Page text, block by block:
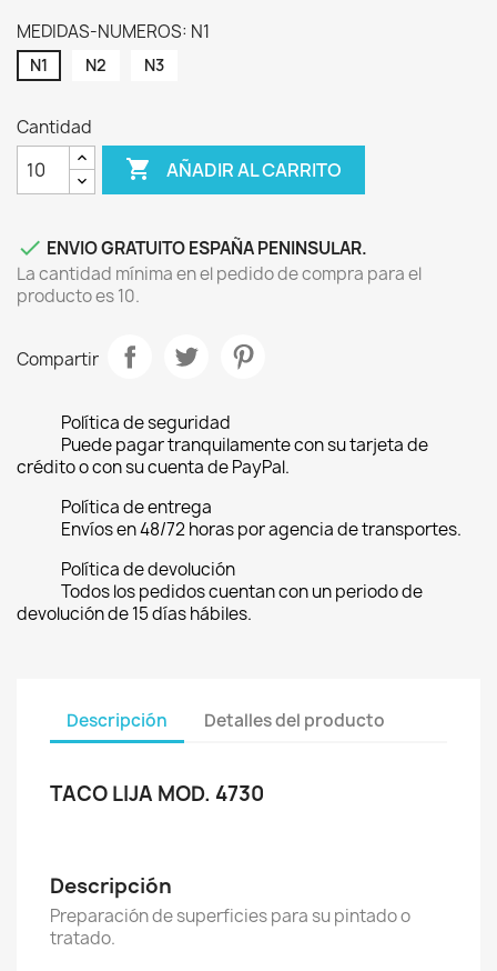
MEDIDAS-NUMEROS: N1
N1 N2 N3
Cantidad
 AÑADIR AL CARRITO
 ENVIO GRATUITO ESPAÑA PENINSULAR.
La cantidad mínima en el pedido de compra para el
producto es 10.
Compartir
Política de seguridad
Puede pagar tranquilamente con su tarjeta de
crédito o con su cuenta de PayPal.
Política de entrega
Envíos en 48/72 horas por agencia de transportes.
Política de devolución
Todos los pedidos cuentan con un periodo de
devolución de 15 días hábiles.
Descripción Detalles del producto
TACO LIJA MOD. 4730
Descripción
Preparación de superficies para su pintado o
tratado.